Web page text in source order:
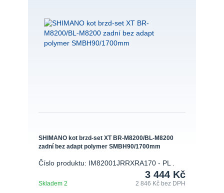
SHIMANO kot brzd-set XT BR-M8200/BL-M8200
zadní bez adapt polymer SMBH90/1700mm
Číslo produktu: IM82001JRRXRA170 - PL .
3 444 Kč
2 846 Kč bez DPH
Skladem 2